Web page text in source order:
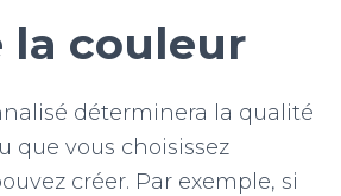
la couleur
déterminera la qualité
que vous choisissez
créer. Par exemple, si